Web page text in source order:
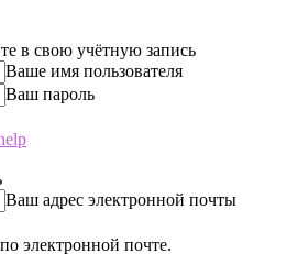
в свою учётную запись
Ваше имя пользователя
Ваш пароль
Ваш адрес электронной почты
электронной почте.